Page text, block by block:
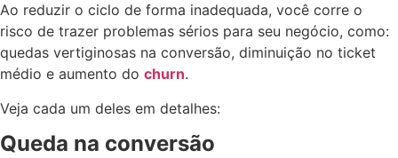
Ao reduzir o ciclo de forma inadequada, você corre o
risco de trazer problemas sérios para seu negócio, como:
quedas vertiginosas na conversão, diminuição no ticket
médio e aumento do churn.
Veja cada um deles em detalhes:
Queda na conversão